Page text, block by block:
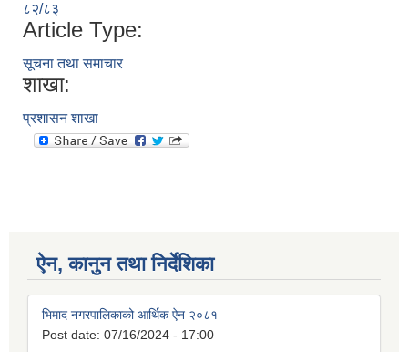
८२/८३
Article Type:
सूचना तथा समाचार
शाखा:
प्रशासन शाखा
ऐन, कानुन तथा निर्देशिका
भिमाद नगरपालिकाको आर्थिक ऐन २०८१
Post date: 07/16/2024 - 17:00